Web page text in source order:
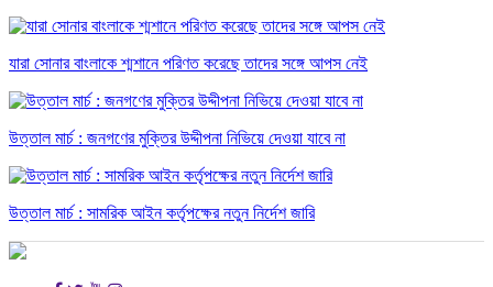
যারা সোনার বাংলাকে শ্মশানে পরিণত করেছে তাদের সঙ্গে আপস নেই
উত্তাল মার্চ : জনগণের মুক্তির উদ্দীপনা নিভিয়ে দেওয়া যাবে না
উত্তাল মার্চ : সামরিক আইন কর্তৃপক্ষের নতুন নির্দেশ জারি